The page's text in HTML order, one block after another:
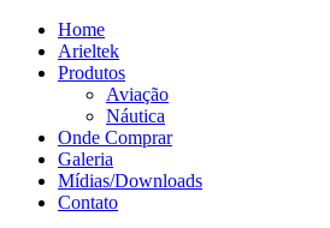
Home
Arieltek
Produtos
Aviação
Náutica
Onde Comprar
Galeria
Mídias/Downloads
Contato